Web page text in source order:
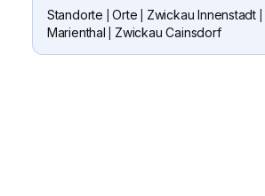
Standorte |Orte Zwickau Innenstadt
Marienthal
Zwickau Cainsdorf